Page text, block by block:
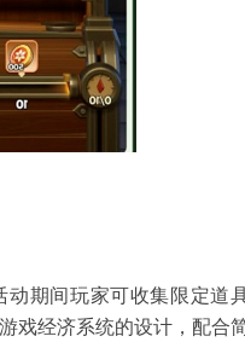
期间玩家可收集限定道
戏经济系统的设计，配合